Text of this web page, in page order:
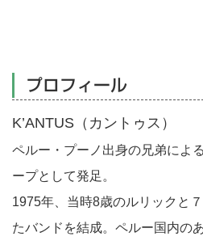
プロフィール
K’ANTUS（カントゥス）
ペルー・プーノ出身の兄弟によ
ープとして発足。
1975年、当時8歳のルリックと
たバンドを結成。ペルー国内の